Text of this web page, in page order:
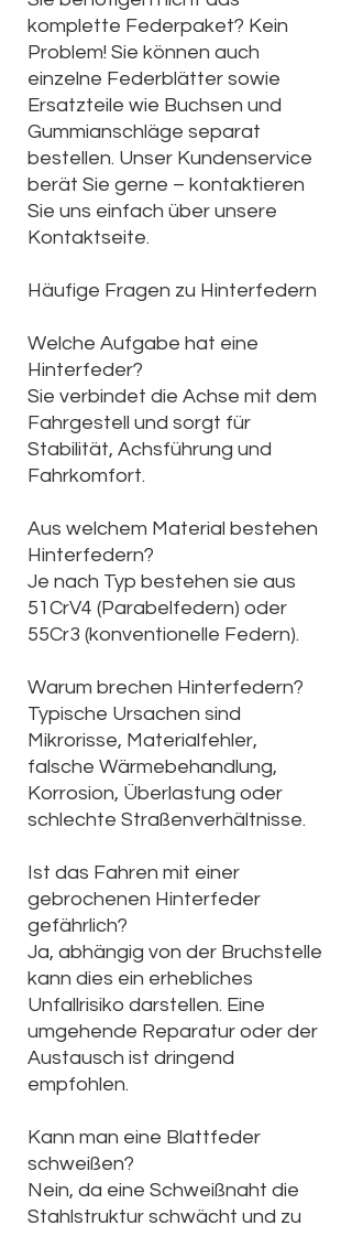
komplette Federpaket? Kein
Problem! Sie können auch
einzelne Federblätter sowie
Ersatzteile wie Buchsen und
Gummianschläge separat
bestellen. Unser Kundenservice
berät Sie gerne – kontaktieren
Sie uns einfach über unsere
Kontaktseite.
Häufige Fragen zu Hinterfedern
Welche Aufgabe hat eine
Hinterfeder?
Sie verbindet die Achse mit dem
Fahrgestell und sorgt für
Stabilität, Achsführung und
Fahrkomfort.
Aus welchem Material bestehen
Hinterfedern?
Je nach Typ bestehen sie aus
51CrV4 (Parabelfedern) oder
55Cr3 (konventionelle Federn).
Warum brechen Hinterfedern?
Typische Ursachen sind
Mikrorisse, Materialfehler,
falsche Wärmebehandlung,
Korrosion, Überlastung oder
schlechte Straßenverhältnisse.
Ist das Fahren mit einer
gebrochenen Hinterfeder
gefährlich?
Ja, abhängig von der Bruchstelle
kann dies ein erhebliches
Unfallrisiko darstellen. Eine
umgehende Reparatur oder der
Austausch ist dringend
empfohlen.
Kann man eine Blattfeder
schweißen?
Nein, da eine Schweißnaht die
Stahlstruktur schwächt und zu